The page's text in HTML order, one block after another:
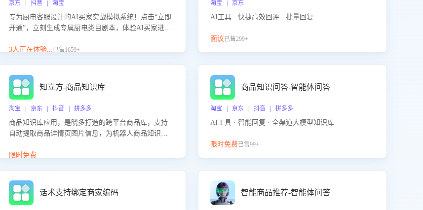
京东 | 抖音 | 淘宝
专为厨电客服设计的AI买家实战模拟系统！点击“立即
开通”，立刻生成专属厨电类目剧本，体验AI买家进线
能咨询”等真实场景应对技巧！
3人正在体验...已售1659+
淘宝 | 京东
AI工具 · 快捷高效回评 · 批量回复
面议已售299+
知立方-商品知识库
淘宝 | 京东 | 抖音 | 拼多多
商品知识库应用，是晓多打造的跨平台商品库，支持
自动提取商品详情页图片信息，为机器人商品知识问
商品知识。
限时免费
商品知识问答-智能体问答
淘宝 | 京东 | 抖音 | 拼多多
AI工具 · 智能回复 · 全渠道大模型知识库
限时免费已售99+
话术支持绑定商家编码 智能商品推荐-智能体问答